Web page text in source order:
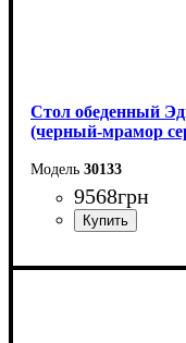
Стол обеденный
(черный-мрамор
30133
9568грн
Длина - 120 (+40) см